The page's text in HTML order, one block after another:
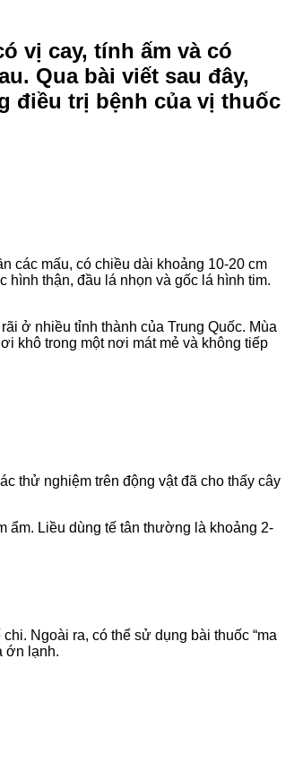
vị cay, tính ấm và có
Qua bài viết sau đây,
điều trị bệnh của vị thuốc
các mấu, có chiều dài khoảng 10-20 cm
hình thận, đầu lá nhọn và gốc lá hình tim.
ở nhiều tỉnh thành của Trung Quốc. Mùa
khô trong một nơi mát mẻ và không tiếp
thử nghiệm trên động vật đã cho thấy cây
ẩm. Liều dùng tế tân thường là khoảng 2-
Ngoài ra, có thể sử dụng bài thuốc “ma
ớn lạnh.